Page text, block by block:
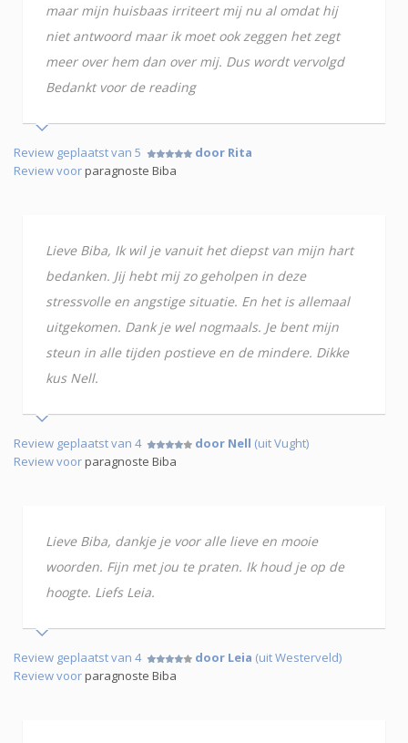
maar mijn huisbaas irriteert mij nu al omdat hij
niet antwoord maar ik moet ook zeggen het zegt
meer over hem dan over mij. Dus wordt vervolgd
Bedankt voor de reading
Review geplaatst van 5
door Rita
Review voorparagnoste Biba
Lieve Biba, Ik wil je vanuit het diepst van mijn hart
bedanken. Jij hebt mij zo geholpen in deze
stressvolle en angstige situatie. En het is allemaal
uitgekomen. Dank je wel nogmaals. Je bent mijn
steun in alle tijden postieve en de mindere. Dikke
kus Nell.
Review geplaatst van 4 door Nell (uit Vught)
Review voorparagnoste Biba
Lieve Biba, dankje je voor alle lieve en mooie
woorden. Fijn met jou te praten. Ik houd je op de
hoogte. Liefs Leia.
Review geplaatst van 4 door Leia (uit Westerveld)
Review voorparagnoste Biba